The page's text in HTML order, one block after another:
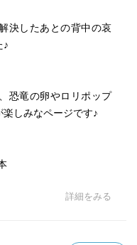
決したあとの背中の哀
♪
恐竜の卵やロリポップ
しみなページです♪
詳細をみる